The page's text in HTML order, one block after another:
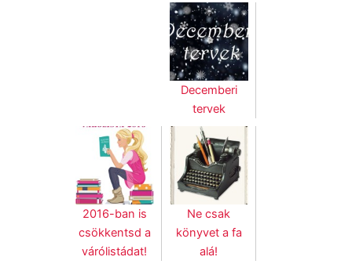
Decemberi
tervek
2016-ban is
csökkentsd a
várólistádat!
Ne csak
könyvet a fa
alá!